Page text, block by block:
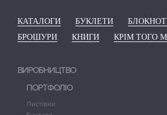
КАТАЛОГИ БУКЛЕТИ
БРОШУРИ
КНИГИ КРІМ ТОГО
ВИРОБНИЦТВО
ПОРТФОЛІО
Листівки